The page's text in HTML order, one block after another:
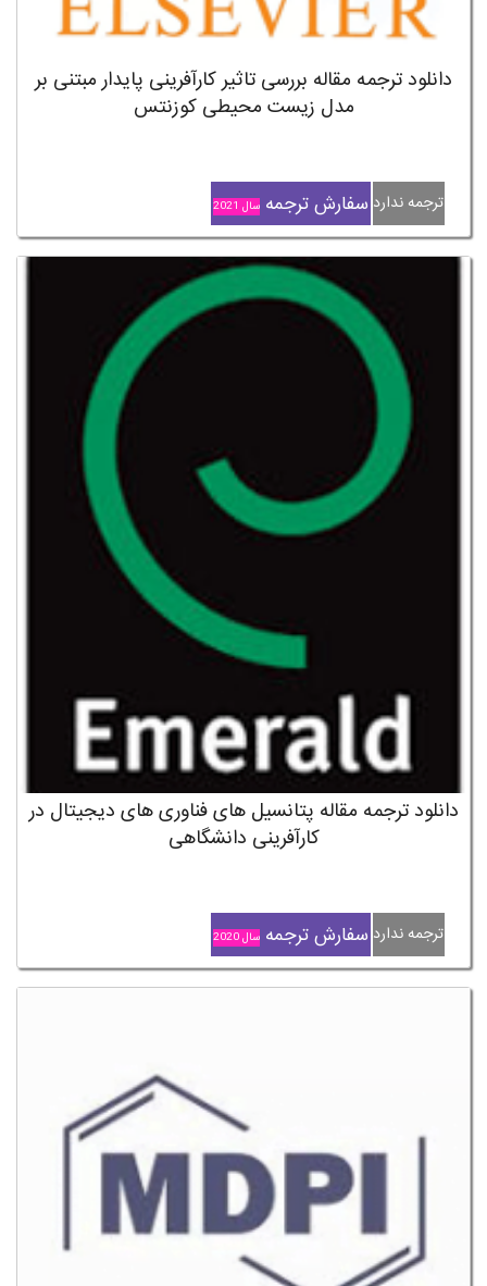
دانلود ترجمه مقاله بررسی تاثیر کارآفرینی پایدار مبتنی بر
مدل زیست محیطی کوزنتس
ترجمه ندارد سفارش ترجمه سال 2021
دانلود ترجمه مقاله پتانسیل های فناوری های دیجیتال در
کارآفرینی دانشگاهی
ترجمه ندارد سفارش ترجمه سال 2020